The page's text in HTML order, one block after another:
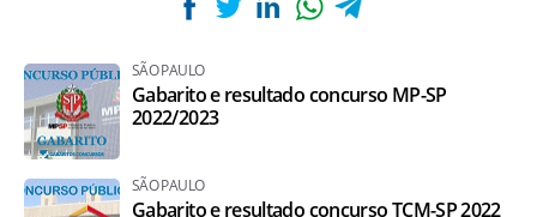
SÃO PAULO
Gabarito e resultado concurso MP-SP
2022/2023
SÃO PAULO
Gabarito e resultado concurso TCM-SP 2022